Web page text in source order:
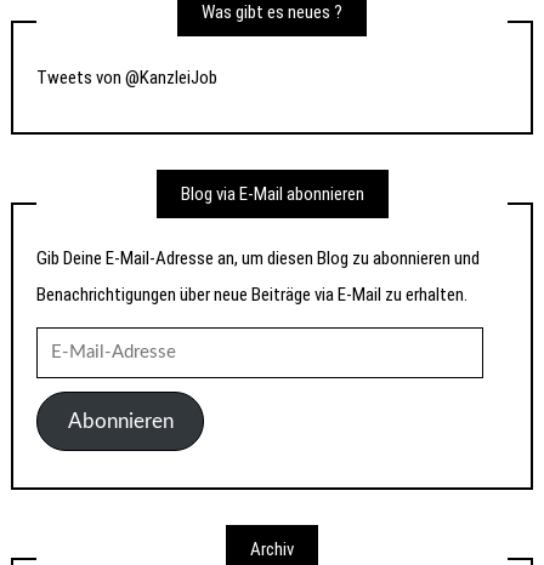
Was gibt es neues ?
Tweets von @KanzleiJob
Blog via E-Mail abonnieren
Gib Deine E-Mail-Adresse an, um diesen Blog zu abonnieren und
Benachrichtigungen über neue Beiträge via E-Mail zu erhalten.
Mail-
AdresseAbonnieren
Archiv